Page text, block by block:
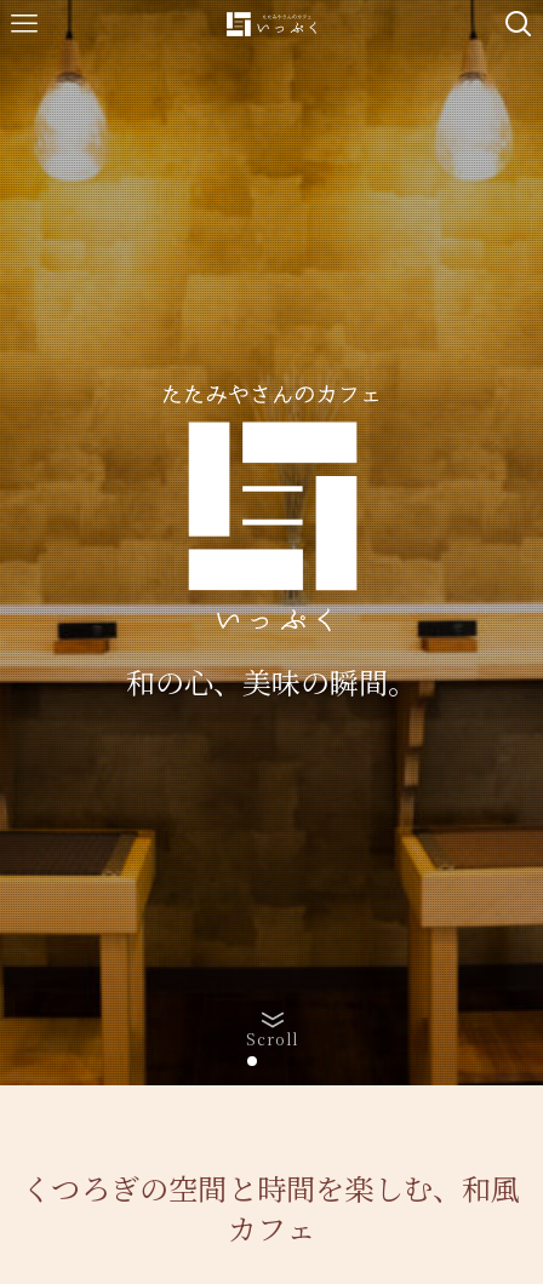
和の心、美味の瞬間。
和の心、美味の瞬間。
和の心、美味の瞬間。
和の心、美味の瞬間。
和の心、美味の瞬間。
和の心、美味の瞬間。
和の心、美味の瞬間。
Scroll
くつろぎの空間と時間を楽しむ、和風
カフェ